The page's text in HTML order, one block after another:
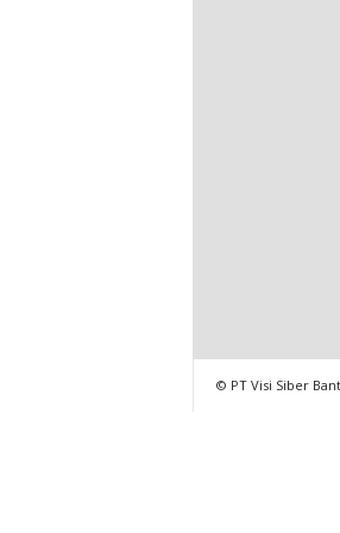
© PT Visi Siber